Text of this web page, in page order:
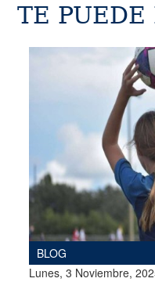
TE
BLOG
Lunes, 3 Noviembre,